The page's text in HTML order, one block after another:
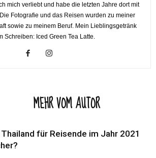
mich verliebt und habe die letzten Jahre dort mit
Fotografie und das Reisen wurden zu meiner
sowie zu meinem Beruf. Mein Lieblingsgetränk
Schreiben: Iced Green Tea Latte.
MEHR VOM AUTOR
für Reisende im Jahr 2021